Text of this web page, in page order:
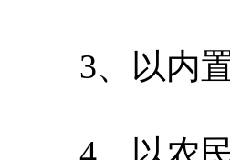
3、以内置